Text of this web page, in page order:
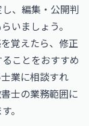
、編集・公開判
いましょう。
覚えたら、修正
ことをおすすめ
業に相談すれ
士の業務範囲に
。